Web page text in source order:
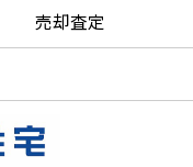
売却査定